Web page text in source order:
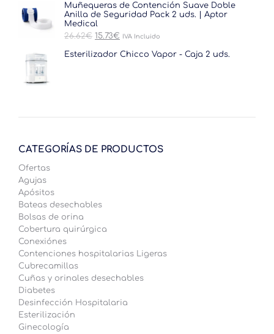
era:
30.25€.
es:
18.15€.
Muñequeras de Contención Suave Doble
Anilla de Seguridad Pack 2 uds. | Aptor
Medical
26.62€ El
original
15.73€ El
actual
IVA Incluido
Esterilizador Chicco Vapor - Caja 2 uds.
CATEGORÍAS DE PRODUCTOS
Ofertas
Agujas
Apósitos
Bateas desechables
Bolsas de orina
Cobertura quirúrgica
Conexiónes
Contenciones hospitalarias Ligeras
Cubrecamillas
Cuñas y orinales desechables
Diabetes
Desinfección Hospitalaria
Esterilización
Ginecología